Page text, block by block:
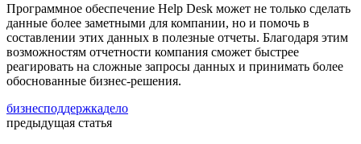
Программное обеспечение Help Desk может не только сделать
данные более заметными для компании, но и помочь в
составлении этих данных в полезные отчеты. Благодаря этим
возможностям отчетности компания сможет быстрее
реагировать на сложные запросы данных и принимать более
обоснованные бизнес-решения.
бизнесподдержкадело
предыдущая статья